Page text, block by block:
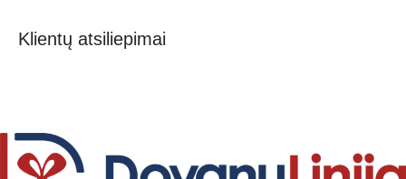
Klientų atsiliepimai